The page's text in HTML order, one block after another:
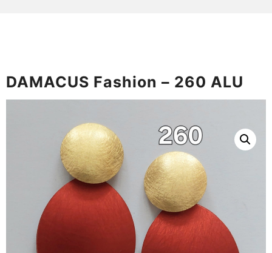
DAMACUS Fashion – 260 ALU